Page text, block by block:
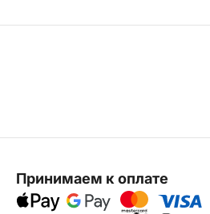
Принимаем к оплате